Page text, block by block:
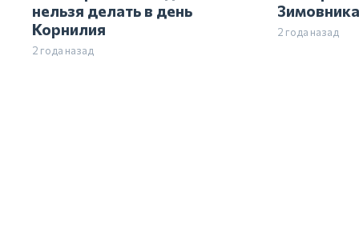
нельзя делать в день
Корнилия
2 года назад
2 года назад